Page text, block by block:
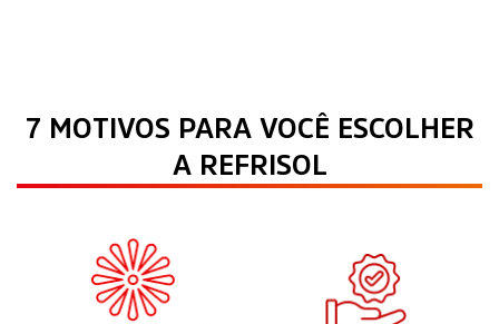
7 MOTIVOS PARA VOCÊ ESCOLHER
A REFRISOL